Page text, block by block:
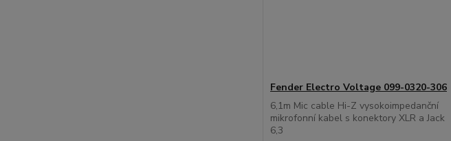
Fender Electro Voltage 099-0320-306
6,1m Mic cable Hi-Z vysokoimpedanční
mikrofonní kabel s konektory XLR a Jack
6,3